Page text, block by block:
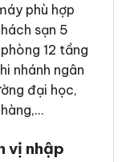
phù hợp
sạn 5
12 tầng
nhánh ngân
đại học,
vị nhập